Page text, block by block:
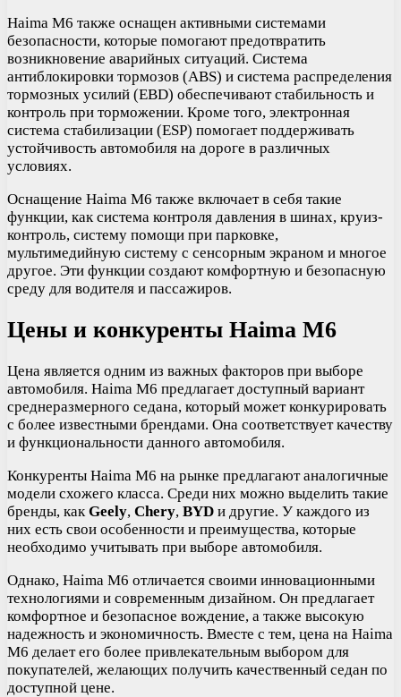
Haima M6 также оснащен активными системами
безопасности, которые помогают предотвратить
возникновение аварийных ситуаций. Система
антиблокировки тормозов (ABS) и система распределения
тормозных усилий (EBD) обеспечивают стабильность и
контроль при торможении. Кроме того, электронная
система стабилизации (ESP) помогает поддерживать
устойчивость автомобиля на дороге в различных
условиях.
Оснащение Haima M6 также включает в себя такие
функции, как система контроля давления в шинах, круиз-
контроль, систему помощи при парковке,
мультимедийную систему с сенсорным экраном и многое
другое. Эти функции создают комфортную и безопасную
среду для водителя и пассажиров.
Цены и конкуренты Haima M6
Цена является одним из важных факторов при выборе
автомобиля. Haima M6 предлагает доступный вариант
среднеразмерного седана, который может конкурировать
с более известными брендами. Она соответствует качеству
и функциональности данного автомобиля.
Конкуренты Haima M6 на рынке предлагают аналогичные
модели схожего класса. Среди них можно выделить такие
бренды, какGeely, Chery, BYD и другие. У каждого из
них есть свои особенности и преимущества, которые
необходимо учитывать при выборе автомобиля.
Однако, Haima M6 отличается своими инновационными
технологиями и современным дизайном. Он предлагает
комфортное и безопасное вождение, а также высокую
надежность и экономичность. Вместе с тем, цена на Haima
M6 делает его более привлекательным выбором для
покупателей, желающих получить качественный седан по
доступной цене.